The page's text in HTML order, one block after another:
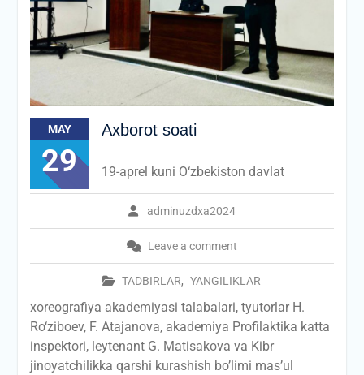
MAY
29
Axborot soati
adminuzdxa2024
Leave a comment
TADBIRLAR, YANGILIKLAR
19-aprel kuni O‘zbekiston davlat
xoreografiya akademiyasi talabalari, tyutorlar H.
Ro‘ziboev, F. Atajanova, akademiya Profilaktika katta
inspektori, leytenant G. Matisakova va Kibr
jinoyatchilikka qarshi kurashish bo’limi mas’ul